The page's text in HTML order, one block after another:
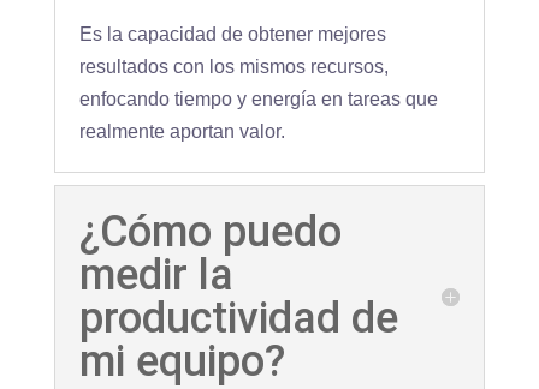
Es la capacidad de obtener mejores
resultados con los mismos recursos,
enfocando tiempo y energía en tareas que
realmente aportan valor.
¿Cómo puedo
medir la
productividad de
mi equipo?